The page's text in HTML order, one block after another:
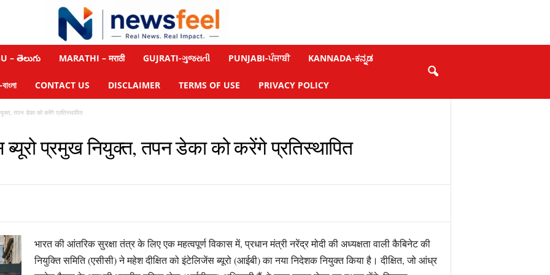
– తెలుగు MARATHI – मराठी GUJRATI-ગુજરાતી PUNJABI-ਪੰਜਾਬੀ KANNADA-ಕನ್ನಡ
CONTACT US DISCLAIMER TERMS OF USE PRIVACY POLICY
तपन डेका को करेंगे प्रतिस्थापित
प्रमुख नियुक्त, तपन डेका को करेंगे प्रतिस्थापित
भारत की आंतरिक सुरक्षा तंत्र के लिए एक महत्वपूर्ण विकास में, प्रधान मंत्री नरेंद्र मोदी की अध्यक्षता वाली कैबिनेट की
नियुक्ति समिति (एसीसी) ने महेश दीक्षित को इंटेलिजेंस ब्यूरो (आईबी) का नया निदेशक नियुक्त किया है। दीक्षित, जो आंध्र